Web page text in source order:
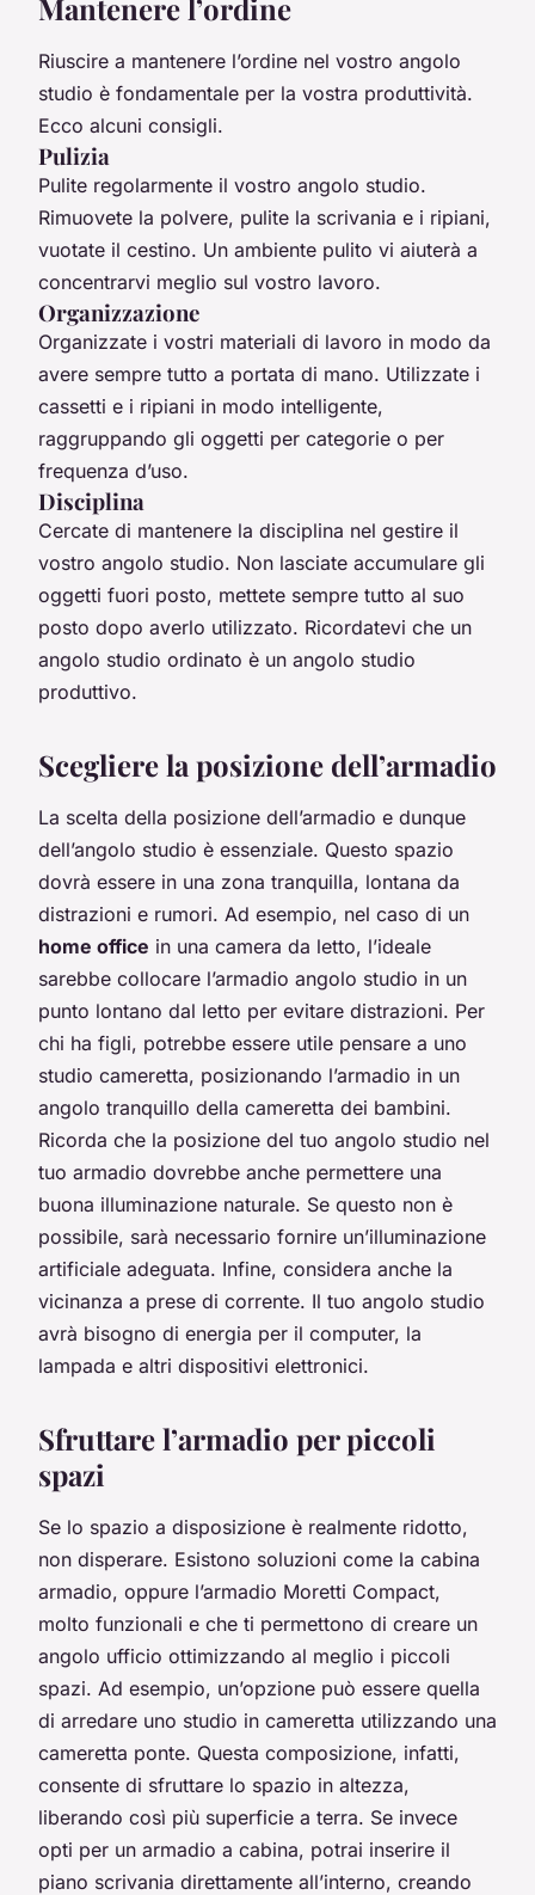
Mantenere l’ordine
Riuscire a mantenere l’ordine nel vostro angolo
studio è fondamentale per la vostra produttività.
Ecco alcuni consigli.
Pulizia
Pulite regolarmente il vostro angolo studio.
Rimuovete la polvere, pulite la scrivania e i ripiani,
vuotate il cestino. Un ambiente pulito vi aiuterà a
concentrarvi meglio sul vostro lavoro.
Organizzazione
Organizzate i vostri materiali di lavoro in modo da
avere sempre tutto a portata di mano. Utilizzate i
cassetti e i ripiani in modo intelligente,
raggruppando gli oggetti per categorie o per
frequenza d’uso.
Disciplina
Cercate di mantenere la disciplina nel gestire il
vostro angolo studio. Non lasciate accumulare gli
oggetti fuori posto, mettete sempre tutto al suo
posto dopo averlo utilizzato. Ricordatevi che un
angolo studio ordinato è un angolo studio
produttivo.
Scegliere la posizione dell’armadio
La scelta della posizione dell’armadio e dunque
dell’angolo studio è essenziale. Questo spazio
dovrà essere in una zona tranquilla, lontana da
distrazioni e rumori. Ad esempio, nel caso di un
home office in una camera da letto, l’ideale
sarebbe collocare l’armadio angolo studio in un
punto lontano dal letto per evitare distrazioni. Per
chi ha figli, potrebbe essere utile pensare a uno
studio cameretta, posizionando l’armadio in un
angolo tranquillo della cameretta dei bambini.
Ricorda che la posizione del tuo angolo studio nel
tuo armadio dovrebbe anche permettere una
buona illuminazione naturale. Se questo non è
possibile, sarà necessario fornire un’illuminazione
artificiale adeguata. Infine, considera anche la
vicinanza a prese di corrente. Il tuo angolo studio
avrà bisogno di energia per il computer, la
lampada e altri dispositivi elettronici.
Sfruttare l’armadio per piccoli
spazi
Se lo spazio a disposizione è realmente ridotto,
non disperare. Esistono soluzioni come la cabina
armadio, oppure l’armadio Moretti Compact,
molto funzionali e che ti permettono di creare un
angolo ufficio ottimizzando al meglio i piccoli
spazi. Ad esempio, un’opzione può essere quella
di arredare uno studio in cameretta utilizzando una
cameretta ponte. Questa composizione, infatti,
consente di sfruttare lo spazio in altezza,
liberando così più superficie a terra. Se invece
opti per un armadio a cabina, potrai inserire il
piano scrivania direttamente all’interno, creando